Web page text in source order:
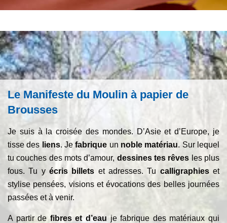
Le Manifeste du Moulin à papier de
Brousses
Je suis à la croisée des mondes. D’Asie et d’Europe, je
tisse des liens. Jefabrique un noble matériau. Sur lequel
tu couches des mots d’amour, dessines tes rêves les plus
fous. Tu y écris billets et adresses. Tu calligraphieset
stylise pensées, visions et évocations des belles journées
passées et à venir.
A partir defibres et d’eau je fabrique des matériaux qui